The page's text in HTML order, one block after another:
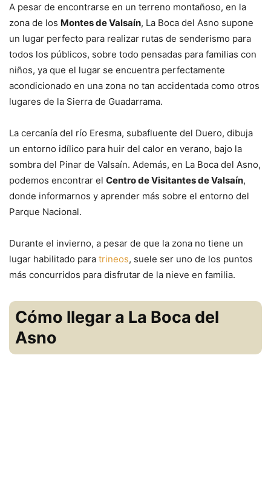
A pesar de encontrarse en un terreno montañoso, en la
zona de los Montes de Valsaín, La Boca del Asno supone
un lugar perfecto para realizar rutas de senderismo para
todos los públicos, sobre todo pensadas para familias con
niños, ya que el lugar se encuentra perfectamente
acondicionado en una zona no tan accidentada como otros
lugares de la Sierra de Guadarrama.
La cercanía del río Eresma, subafluente del Duero, dibuja
un entorno idílico para huir del calor en verano, bajo la
sombra del Pinar de Valsaín. Además, en La Boca del Asno,
podemos encontrar el Centro de Visitantes de Valsaín,
donde informarnos y aprender más sobre el entorno del
Parque Nacional.
Durante el invierno, a pesar de que la zona no tiene un
lugar habilitado para trineos, suele ser uno de los puntos
más concurridos para disfrutar de la nieve en familia.
Cómo llegar a La Boca del
Asno